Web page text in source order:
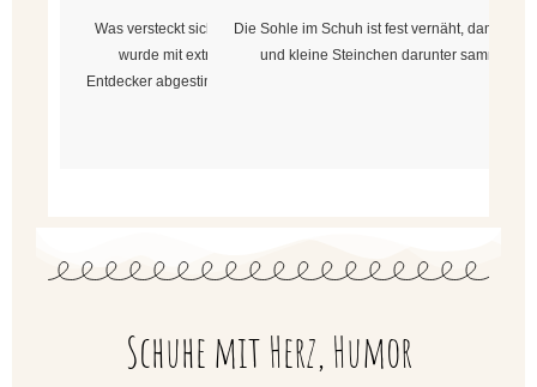
Was versteckt sich denn hier? Das farbenfrohe Design
wurde mit extra viel Liebe zum Detail auf kleine
Entdecker abgestimmt. So macht spazieren gehen gleich
Die Sohle im Schuh ist fest vernäht, damit
und kleine Steinchen darunter sammeln
Schuhe mit Herz, Humor